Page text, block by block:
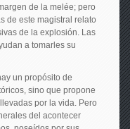
de la melée; pero
de este magistral relato
de la explosión. Las
a tomarles su
un propósito de
sino que propone
por la vida. Pero
del acontecer